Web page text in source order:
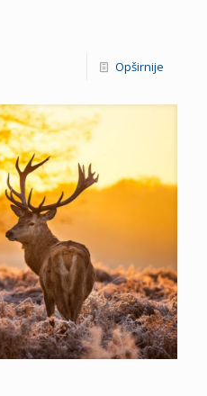
Opširnije